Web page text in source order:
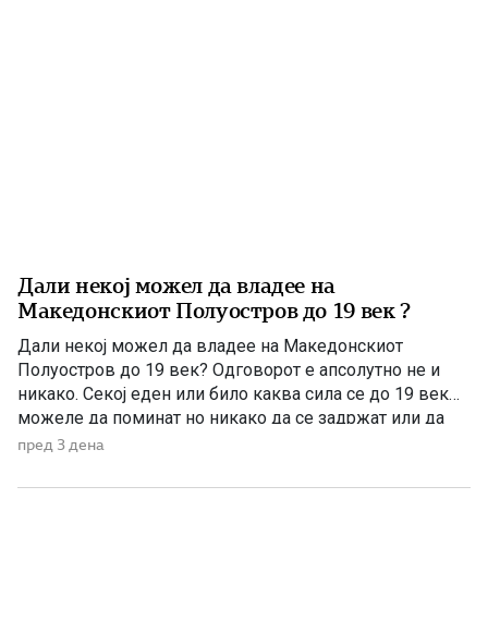
Дали некој можел да владее на
Македонскиот Полуостров до 19 век ?
Дали некој можел да владее на Македонскиот
Полуостров до 19 век? Одговорот е апсолутно не и
никако. Секој еден или било каква сила се до 19 век
можеле да поминат но никако да се задржат или да
управуваат поради неколку причини – планинската
климата и непознавање на населени места се […]
пред 3 дена